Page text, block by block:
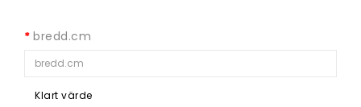
bredd.cm
Klart värde